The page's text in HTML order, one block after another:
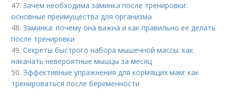
47.Зачем необходима заминка после тренировки:
основные преимущества для организма
48.Заминка: почему она важна и как правильно ее делать
после тренировки
49.Секреты быстрого набора мышечной массы: как
накачать невероятные мышцы за месяц
50. Эффективные упражнения для кормящих мам: как
тренироваться после беременности